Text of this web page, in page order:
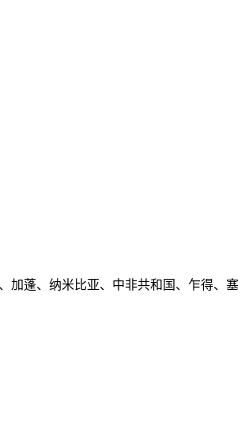
蓬、纳米比亚、中非共和国、乍得、塞